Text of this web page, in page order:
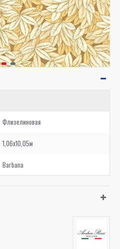
Флизелиновая
1,06x10,05м
Barbana